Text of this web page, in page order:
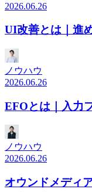
2026.06.26
UI改善とは｜進
ノウハウ
2026.06.26
EFOとは｜入力
ノウハウ
2026.06.26
オウンドメディ